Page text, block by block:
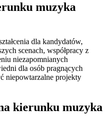
muzyka
dla kandydatów,
scenach, współpracy z
niezapomnianych
dla osób pragnących
niepowtarzalne projekty
kierunku muzyka